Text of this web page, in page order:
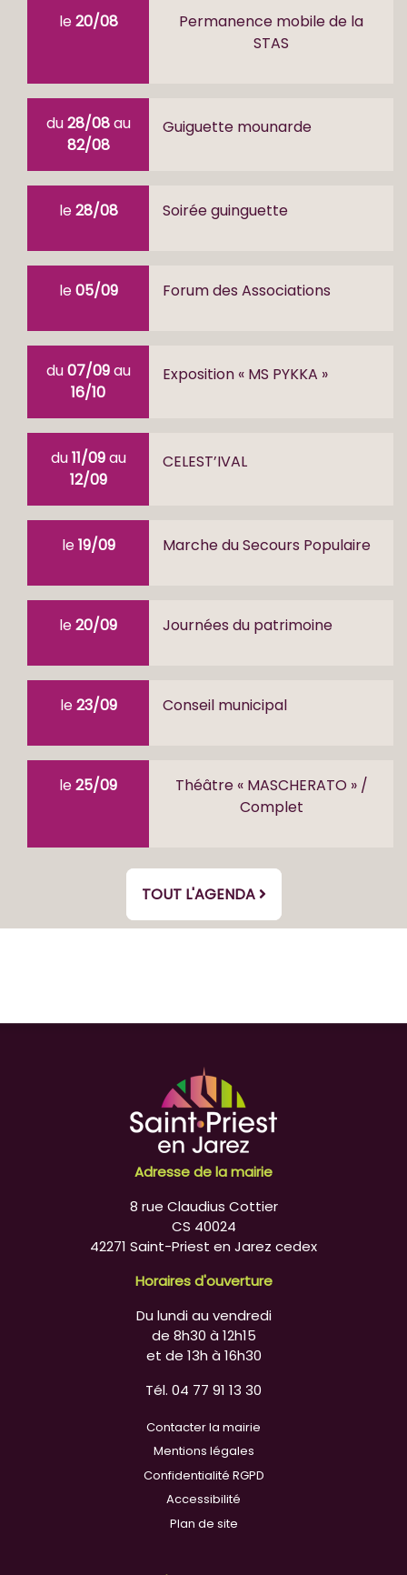
le20/08
Permanence mobile de la
STAS
du28/08au
82/08
Guiguette mounarde
le28/08 Soirée guinguette
le05/09 Forum des Associations
du07/09au
16/10
Exposition « MS PYKKA »
du11/09au
12/09
CELEST’IVAL
le19/09 Marche du Secours Populaire
le20/09 Journées du patrimoine
le23/09 Conseil municipal
le25/09
Théâtre « MASCHERATO » /
Complet
TOUT L'AGENDA
Adresse de la mairie
8 rue Claudius Cottier
CS 40024
42271 Saint-Priest en Jarez cedex
Horaires d'ouverture
Du lundi au vendredi
de 8h30 à 12h15
et de 13h à 16h30
Tél. 04 77 91 13 30
Contacter la mairie
Mentions légales
Confidentialité RGPD
Accessibilité
Plan de site